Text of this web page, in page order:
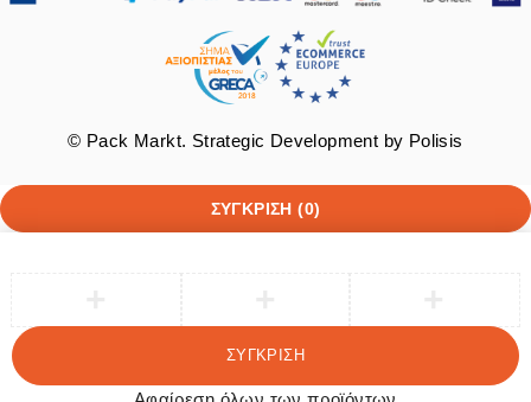
© Pack Markt. Strategic Development by Polisis
ΣΎΓΚΡΙΣΗ (0)
ΣΎΓΚΡΙΣΗ